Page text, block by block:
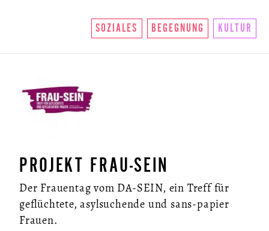
KONTAKT
NEWSLETTER
SOZIALES BEGEGNUNG KULTUR
PROJEKT FRAU-SEIN
Der Frauentag vom DA-SEIN, ein Treff für
geflüchtete, asylsuchende und sans-papier
Frauen.